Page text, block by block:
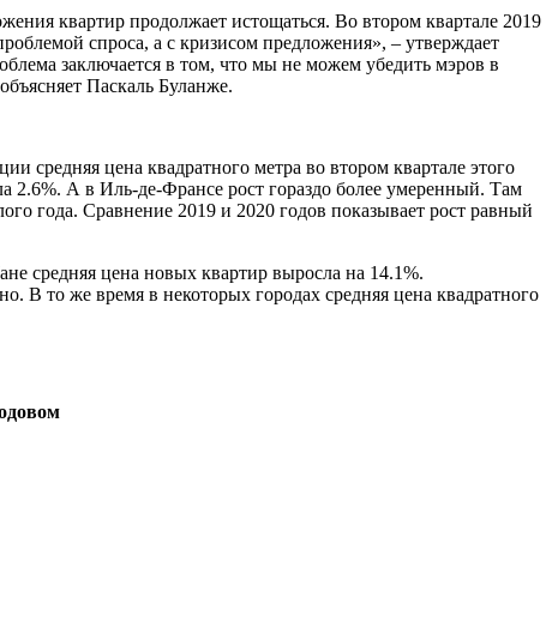
квартир продолжает истощаться. Во втором квартале 2019
спроса, а с кризисом предложения», – утверждает
заключается в том, что мы не можем убедить мэров в
Паскаль Буланже.
средняя цена квадратного метра во втором квартале этого
2.6%. А в Иль-де-Франсе рост гораздо более умеренный. Там
года. Сравнение 2019 и 2020 годов показывает рост равный
средняя цена новых квартир выросла на 14.1%.
В то же время в некоторых городах средняя цена квадратного